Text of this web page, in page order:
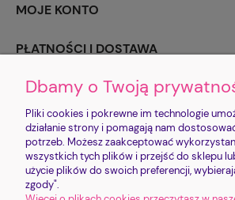
MOJE KONTO
PŁATNOŚCI I DOSTAWA
INFORMACJE
O NAS
Sklep jest prowadzony przez FUNDACJĘ IMIENIA
Zysk ze sklepu realizuje cele
Dbamy o Twoją
Pliki cookies i pokrewne im technologie
działanie strony i pomagają nam
potrzeb. Możesz zaakceptować
wszystkich tych plików i przejść do sklepu
użycie plików do swoich preferencji,
zgody".